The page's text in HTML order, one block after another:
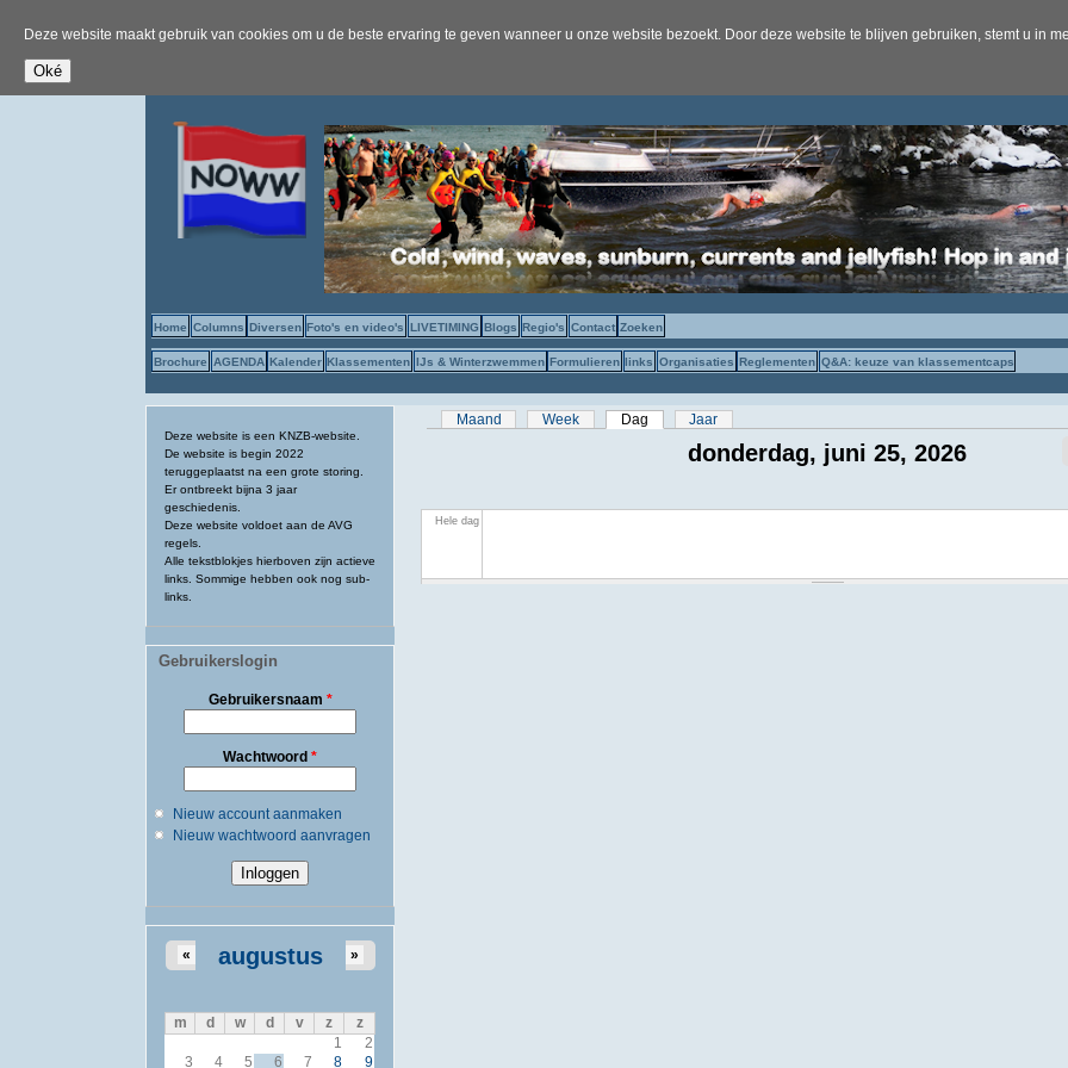
Deze website maakt gebruik van cookies om u de beste ervaring te geven wanneer u onze website bezoekt. Door deze website te blijven gebruiken, stemt u in
Home Columns Diversen Foto's en video's LIVETIMING Blogs Regio's Contact Zoeken
Brochure AGENDA Kalender Klassementen IJs & Winterzwemmen Formulieren links Organisaties Reglementen Q&A: keuze van klassementcaps
Deze website is een KNZB-website.
De website is begin 2022
teruggeplaatst na een grote storing.
Er ontbreekt bijna 3 jaar
geschiedenis.
Deze website voldoet aan de AVG
regels.
Alle tekstblokjes hierboven zijn actieve
links. Sommige hebben ook nog sub-
links.
Gebruikerslogin
Gebruikersnaam *
Wachtwoord *
Nieuw account aanmaken
Nieuw wachtwoord aanvragen
augustus
« »
m d w d v z
z
1
2
3
4 5 6 7 8
9
Primaire tabs
Maand Week Dag (actieve tabblad)
Jaar
donderdag, juni 25, 2026
Hele dag